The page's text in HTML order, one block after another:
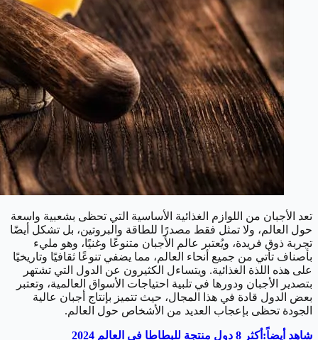
تعد الأجبان من اللوازم الغذائية الأساسية التي تحظى بشعبية واسعة
حول العالم، ولا تمثل فقط مصدرًا للطاقة والبروتين، بل تشكل أيضًا
تجربة ذوق فريدة، ويُعتبر عالم الأجبان متنوعًا وغنيًا، وهو مليء
بأصناف تأتي من جميع أنحاء العالم، مما يضفي تنوعًا ثقافيًا وتاريخيًا
على هذه اللذة الغذائية. ويتساءل الكثيرون عن الدول التي تشتهر
بتصدير الأجبان ودورها في تلبية احتياجات الأسواق العالمية، وتعتبر
بعض الدول قادة في هذا المجال، حيث تتميز بإنتاج أجبان عالية
الجودة تحظى بإعجاب العديد من الأشخاص حول العالم.
شاهد أيضاً:أكثر 8 دول منتجة للبطاطا في العالم 2024